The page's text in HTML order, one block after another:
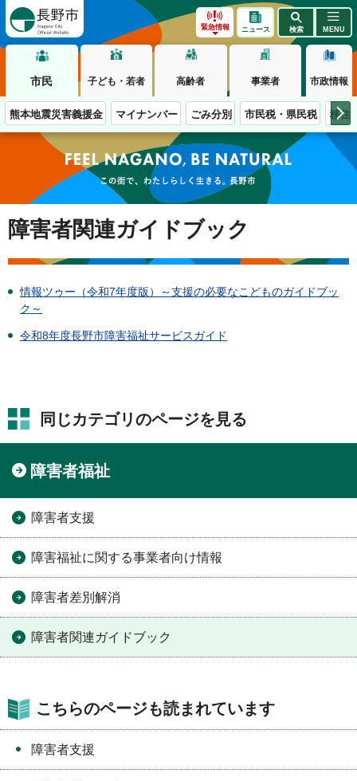
緊急情報 ニュース 検索 MENU
市民 子ども・若者 高齢者 事業者 市政情報
熊本地震災害義援金 マイナンバー ごみ分別 市民税・県民税 移住
この街で、わたしらしく生きる。長野市
障害者関連ガイドブック
情報ツゥー（令和7年度版）～支援の必要なこどものガイドブッ
ク～
令和8年度長野市障害福祉サービスガイド
同じカテゴリのページを見る
障害者福祉
障害者支援
障害福祉に関する事業者向け情報
障害者差別解消
障害者関連ガイドブック
こちらのページも読まれています
障害者支援